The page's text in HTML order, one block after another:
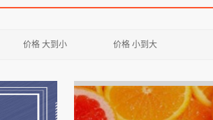
价格 大到小 价格 小到大